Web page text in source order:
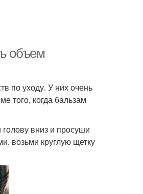
объем
по уходу. У них очень
того, когда бальзам
вниз и просуши
возьми круглую щетку